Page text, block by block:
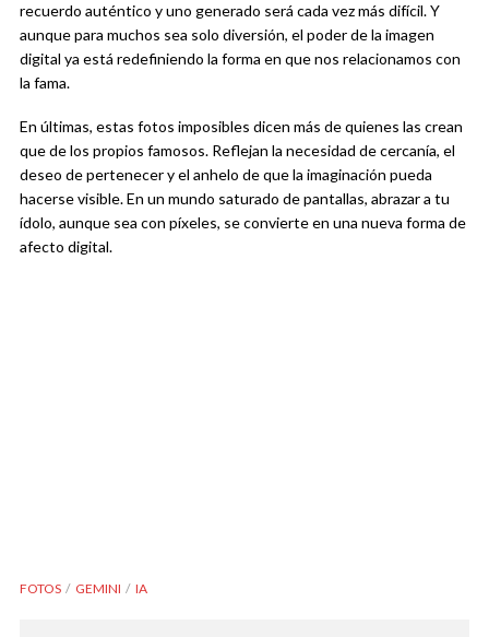
recuerdo auténtico y uno generado será cada vez más difícil. Y
aunque para muchos sea solo diversión, el poder de la imagen
digital ya está redefiniendo la forma en que nos relacionamos con
la fama.
En últimas, estas fotos imposibles dicen más de quienes las crean
que de los propios famosos. Reflejan la necesidad de cercanía, el
deseo de pertenecer y el anhelo de que la imaginación pueda
hacerse visible. En un mundo saturado de pantallas, abrazar a tu
ídolo, aunque sea con píxeles, se convierte en una nueva forma de
afecto digital.
FOTOS GEMINI IA